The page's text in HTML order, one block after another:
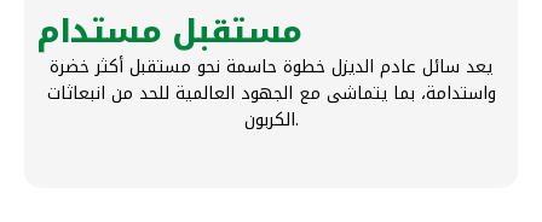
مستقبل مستدام
يعد سائل عادم الديزل خطوة حاسمة نحو مستقبل أكثر خضرة
واستدامة، بما يتماشى مع الجهود العالمية للحد من انبعاثات
الكربون.